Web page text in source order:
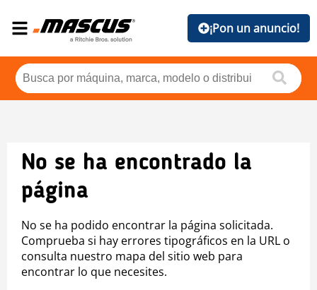
¡Pon un anuncio!
No se ha encontrado la
página
No se ha podido encontrar la página solicitada.
Comprueba si hay errores tipográficos en la URL o
consulta nuestro mapa del sitio web para
encontrar lo que necesites.